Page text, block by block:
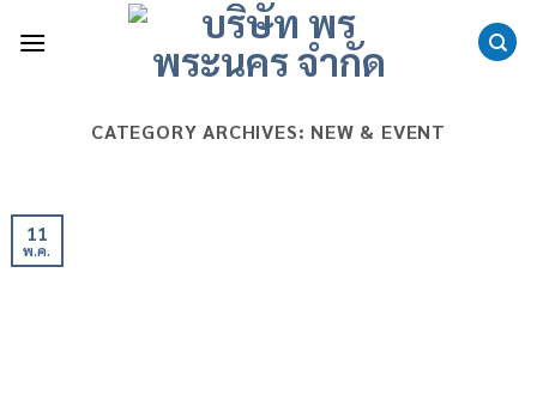
CATEGORY ARCHIVES: NEW & EVENT
11
พ.ค.